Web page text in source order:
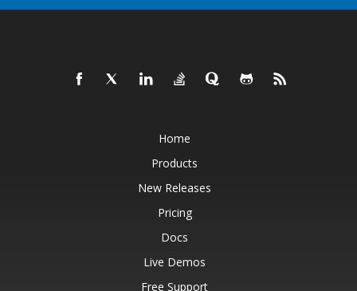
Home
Products
New Releases
Pricing
Docs
Live Demos
Free Support